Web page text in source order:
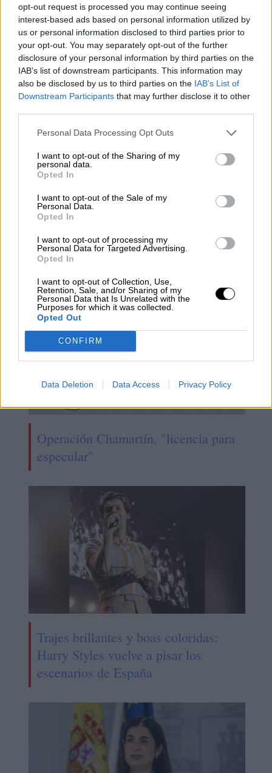
opt-out request is processed you may continue seeing
interest-based ads based on personal information utilized by
us or personal information disclosed to third parties prior to
your opt-out. You may separately opt-out of the further
disclosure of your personal information by third parties on the
IAB’s list of downstream participants. This information may
also be disclosed by us to third parties on the IAB’s List of
Downstream Participants that may further disclose it to other
Personal Data Processing Opt Outs
I want to opt-out of the Sharing of my
personal data.
Opted In
I want to opt-out of the Sale of my
Personal Data.
Opted In
I want to opt-out of processing my
Personal Data for Targeted Advertising.
Opted In
I want to opt-out of Collection, Use,
Retention, Sale, and/or Sharing of my
Personal Data that Is Unrelated with the
Purposes for which it was collected.
Opted Out
CONFIRM
Data Deletion Data Access Privacy Policy
requerido hospitalización, en comparación a
las 314.939 hospitalizaciones dadas desde el
inicio de la pandemia. En cuanto a los ingresos
en lasUnidades de Cuidados Intensivos
(UCI), se han notificado188 nuevos ingresos
en esta última semana: 15 enAndalucía , 13
en Aragón y Asturias, uno enBaleares , ocho
enCanarias, 12 enCantabria, cuatro en
Valenciana, uno enExtremadura
Murcia, seis enNavarra, cuatro en
País
Vasco, dos en
Ministerio de Sanidad
Madrid
coronavirus
control del coronavirus
Covid 19
Operación Chamartín, "licencia para
especular"
Trajes brillantes y boas coloridas:
Harry Styles vuelve a pisar los
escenarios de España